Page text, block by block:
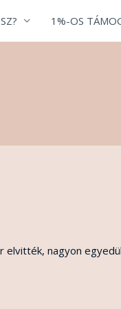
1%-OS
nagyon